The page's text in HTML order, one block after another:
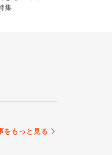
集
をもっと見る